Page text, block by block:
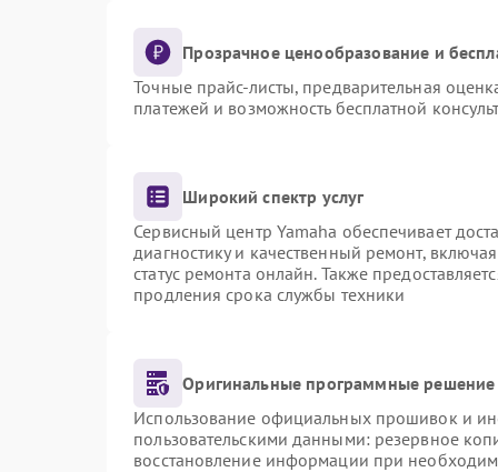
Прозрачное ценообразование и
Точные прайс-листы, предварительная
платежей и возможность бесплатной
Широкий спектр услуг
Сервисный центр Yamaha обеспечивает
диагностику и качественный ремонт,
статус ремонта онлайн. Также
продления срока службы техники
Оригинальные программные
Использование официальных прошивок и
пользовательскими данными: резервное
восстановление информации при